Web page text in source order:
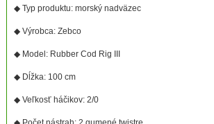
◆ Typ produktu: morský nadväzec
◆ Výrobca: Zebco
◆ Model: Rubber Cod Rig III
◆ Dĺžka: 100 cm
◆ Veľkosť háčikov: 2/0